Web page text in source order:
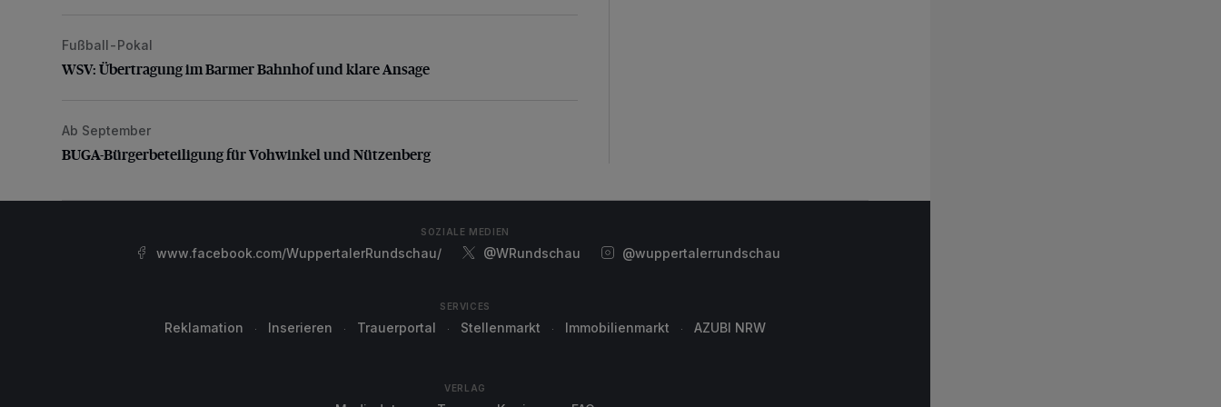
WSV: Übertragung im Barmer Bahnhof und klare Ansage
Fußball-Pokal
WSV: Übertragung im Barmer Bahnhof und klare Ansage
BUGA-Bürgerbeteiligung für Vohwinkel und Nützenberg
Ab September
BUGA-Bürgerbeteiligung für Vohwinkel und Nützenberg
SOZIALE MEDIEN
www.facebook.com/WuppertalerRundschau/ @WRundschau @wuppertalerrundschau
SERVICES
Reklamation Inserieren Trauerportal Stellenmarkt Immobilienmarkt AZUBI NRW
VERLAG